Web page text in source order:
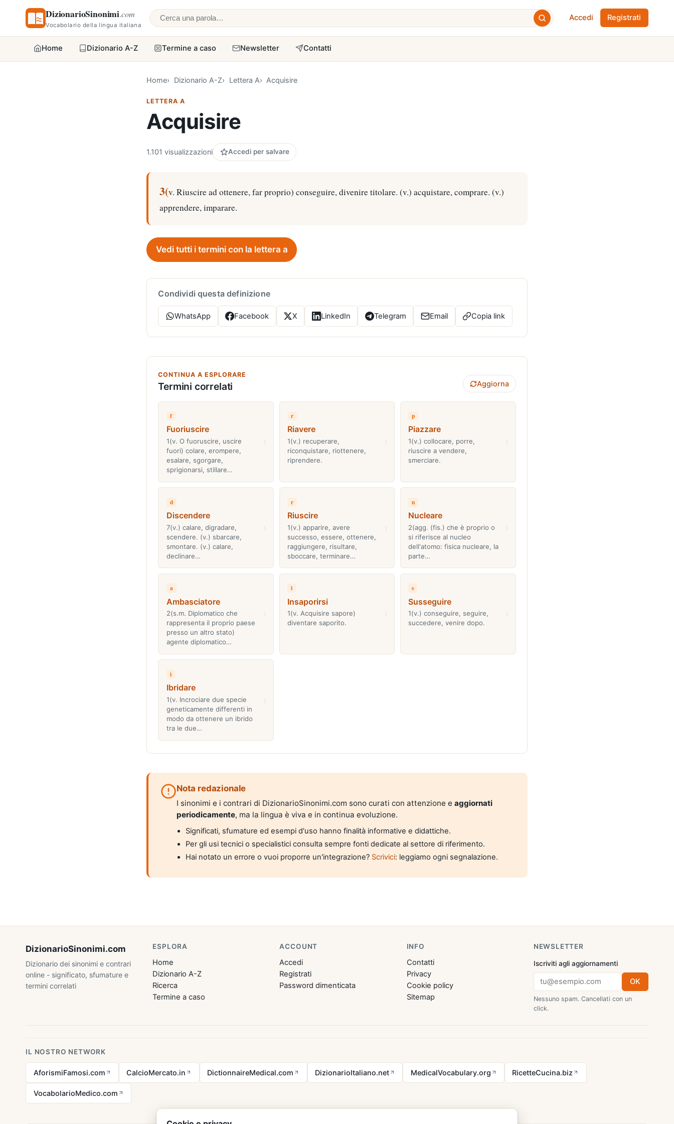
DizionarioSinonimi.com
Vocabolario della lingua italiana Cerca una parola
Accedi Registrati
Home Dizionario A-Z Termine a caso Newsletter Contatti
Home Dizionario A-Z Lettera A Acquisire
LETTERA A
Acquisire
1.101 visualizzazioni Accedi per salvare
3(v. Riuscire ad ottenere, far proprio) conseguire, divenire titolare. (v.) acquistare, comprare. (v.)
apprendere, imparare.
Vedi tutti i termini con la lettera a
Condividi questa definizione
WhatsApp Facebook X LinkedIn Telegram Email Copia link
CONTINUA A ESPLORARE
Termini correlati Aggiorna
f
Fuoriuscire
1(v. O fuoruscire, uscire
fuori) colare, erompere,
esalare, sgorgare,
sprigionarsi, stillare…
r
Riavere
1(v.) recuperare,
riconquistare, riottenere,
riprendere.
p
Piazzare
1(v.) collocare, porre,
riuscire a vendere,
smerciare.
d
Discendere
7(v.) calare, digradare,
scendere. (v.) sbarcare,
smontare. (v.) calare,
declinare…
r
Riuscire
1(v.) apparire, avere
successo, essere, ottenere,
raggiungere, risultare,
sboccare, terminare…
n
Nucleare
2(agg. (fis.) che è proprio o
si riferisce al nucleo
dell'atomo: fisica nucleare, la
parte…
a
Ambasciatore
2(s.m. Diplomatico che
rappresenta il proprio paese
presso un altro stato)
agente diplomatico…
i
Insaporirsi
1(v. Acquisire sapore)
diventare saporito.
s
Susseguire
1(v.) conseguire, seguire,
succedere, venire dopo.
i
Ibridare
1(v. Incrociare due specie
geneticamente differenti in
modo da ottenere un ibrido
tra le due…
Nota redazionale
I sinonimi e i contrari di DizionarioSinonimi.com sono curati con attenzione e aggiornati
periodicamente, ma la lingua è viva e in continua evoluzione.
Significati, sfumature ed esempi d'uso hanno finalità informative e didattiche.
Per gli usi tecnici o specialistici consulta sempre fonti dedicate al settore di riferimento.
Hai notato un errore o vuoi proporre un'integrazione? Scrivici: leggiamo ogni segnalazione.
DizionarioSinonimi.com
Dizionario dei sinonimi e contrari
online - significato, sfumature e
termini correlati
ESPLORA
Home
Dizionario A-Z
Ricerca
Termine a caso
ACCOUNT
Accedi
Registrati
Password dimenticata
INFO
Contatti
Privacy
Cookie policy
Sitemap
NEWSLETTER
Iscriviti agli aggiornamenti
OK
Nessuno spam. Cancellati con un
click.
IL NOSTRO NETWORK
AforismiFamosi.com CalcioMercato.in DictionnaireMedical.com DizionarioItaliano.net MedicalVocabulary.org RicetteCucina.biz
VocabolarioMedico.com